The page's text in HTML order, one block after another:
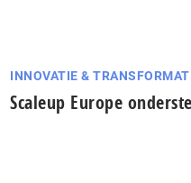
INNOVATIE &
Scaleup Europe